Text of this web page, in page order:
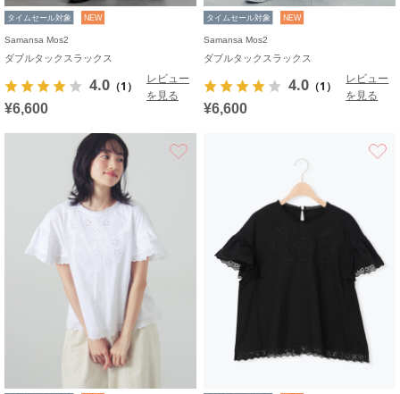
タイムセール対象 NEW
Samansa Mos2
ダブルタックスラックス
4.0 （1）
レビュー
を見る
¥6,600
タイムセール対象 NEW
Samansa Mos2
ダブルタックスラックス
4.0 （1）
レビュー
を見る
¥6,600